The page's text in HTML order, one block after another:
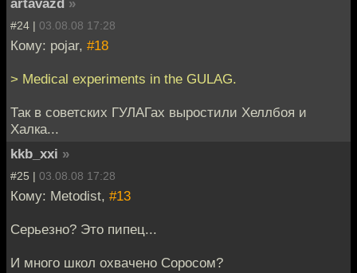
#24 | 03.08.08 17:28
Кому: pojar, #18
> Medical experiments in the GULAG.
Так в советских ГУЛАГах выростили Xеллбоя и
Xалка...
kkb_xxi »
#25 | 03.08.08 17:28
Кому: Metodist, #13
Серьезно? Это пипец...
И много школ охвачено Соросом?